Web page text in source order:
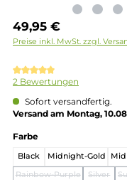
49,95 €
Preise inkl. MwSt. zzgl.
Versand am Montag,